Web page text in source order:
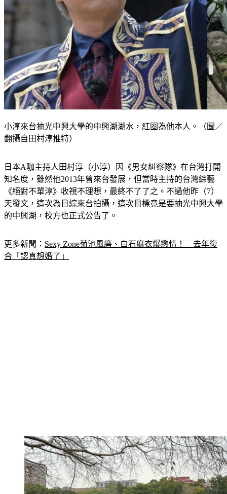
小淳來台抽光中興大學的中興湖湖水，紅圈為他本人。（圖／
翻攝自田村淳推特）
日本A咖主持人田村淳（小淳）因《男女糾察隊》在台灣打開
知名度，雖然他2013年曾來台發展，但當時主持的台灣綜藝
《絕對不單淳》收視不理想，最終不了了之。不過他昨（7）
天發文，這次為日綜來台拍攝，這次目標竟是要抽光中興大學
的中興湖，校方也正式公告了。
更多新聞： Sexy Zone菊池風磨、白石麻衣爆戀情！　去年復
合「認真想婚了」